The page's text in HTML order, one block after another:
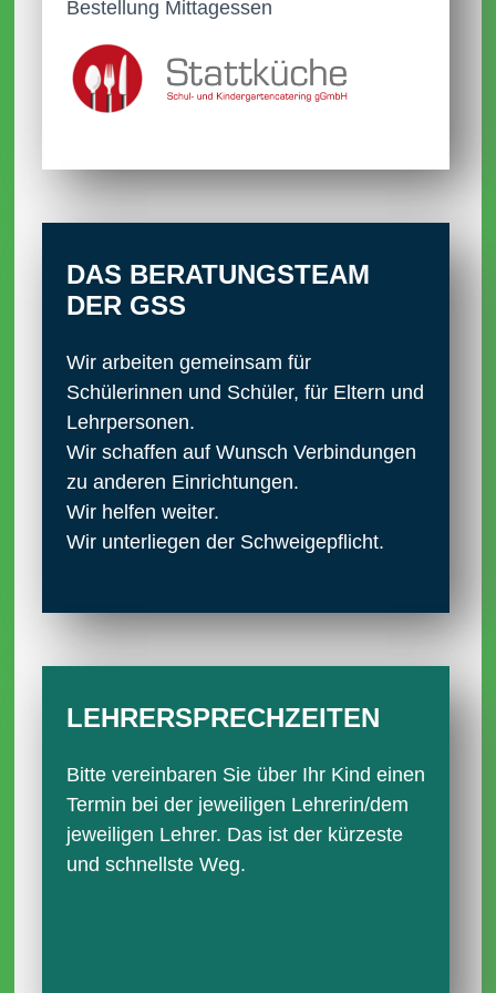
Bestellung Mittagessen
DAS BERATUNGS­TEAM
DER GSS
Wir arbeiten gemeinsam für
Schülerinnen und Schüler, für Eltern und
Lehrpersonen.
Wir schaffen auf Wunsch Verbindungen
zu anderen Einrichtungen.
Wir helfen weiter.
Wir unterliegen der Schweigepflicht.
LEHRER­SPRECH­ZEITEN
Bitte vereinbaren Sie über Ihr Kind einen
Termin bei der jeweiligen Lehrerin/dem
jeweiligen Lehrer. Das ist der kürzeste
und schnellste Weg.